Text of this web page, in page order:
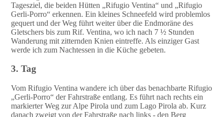
Tagesziel, die beiden Hütten „Rifugio Ventina“ und „Rifugio
Gerli-Porro“ erkennen. Ein kleines Schneefeld wird problemlos
gequert und der Weg führt weiter über die Endmoräne des
Gletschers bis zum Rif. Ventina, wo ich nach 7 ½ Stunden
Wanderung mit zitternden Knien eintreffe. Als einziger Gast
werde ich zum Nachtessen in die Küche gebeten.
3. Tag
Vom Rifugio Ventina wandere ich über das benachbarte Rifugio
„Gerli-Porro“ der Fahrstraße entlang. Es führt nach rechts ein
markierter Weg zur Alpe Pirola und zum Lago Pirola ab. Kurz
danach zweigt von der Fahrstraße nach links - den Berg